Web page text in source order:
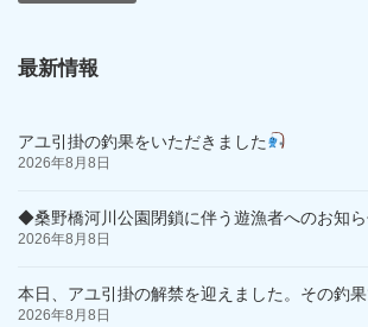
最新情報
アユ引掛の釣果をいただきました
2026年8月8日
◆桑野橋河川公園閉鎖に伴う遊漁者へのお知
2026年8月8日
本日、アユ引掛の解禁を迎えました。その釣
2026年8月8日